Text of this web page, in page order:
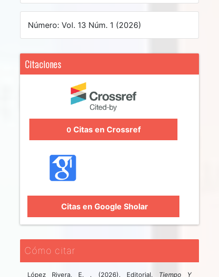
Número: Vol. 13 Núm. 1 (2026)
Citaciones
0 Citas en Crossref
Citas en Google Sholar
Cómo citar
López Rivera, E. . (2026). Editorial. Tiempo Y